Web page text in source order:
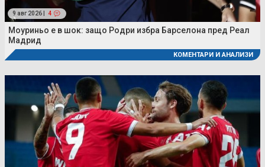
9 авг 2026 | 4
Моуриньо е в шок: защо Родри избра Барселона пред Реал
Мадрид
КОМЕНТАРИ И АНАЛИЗИ